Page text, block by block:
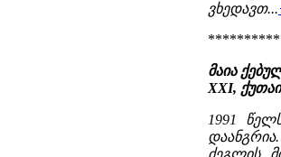
ვხედავთ...
მაია
XXI,
1991
ძეგლის